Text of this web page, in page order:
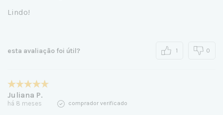
Lindo!
esta avaliação foi útil? 1 0
Juliana P.
há 8 meses comprador verificado